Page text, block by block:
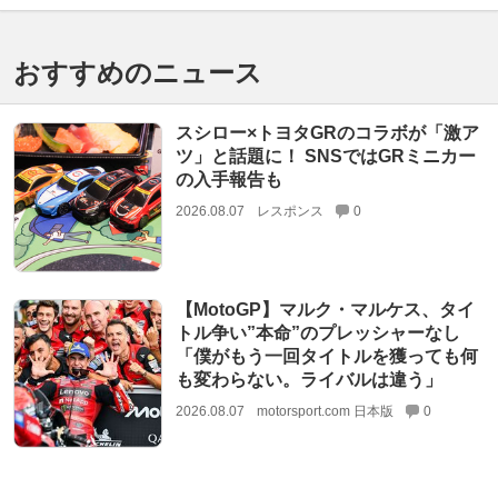
おすすめのニュース
スシロー×トヨタGRのコラボが「激ア
ツ」と話題に！ SNSではGRミニカー
の入手報告も
2026.08.07 レスポンス 0
【MotoGP】マルク・マルケス、タイ
トル争い”本命”のプレッシャーなし
「僕がもう一回タイトルを獲っても何
も変わらない。ライバルは違う」
2026.08.07 motorsport.com 日本版 0